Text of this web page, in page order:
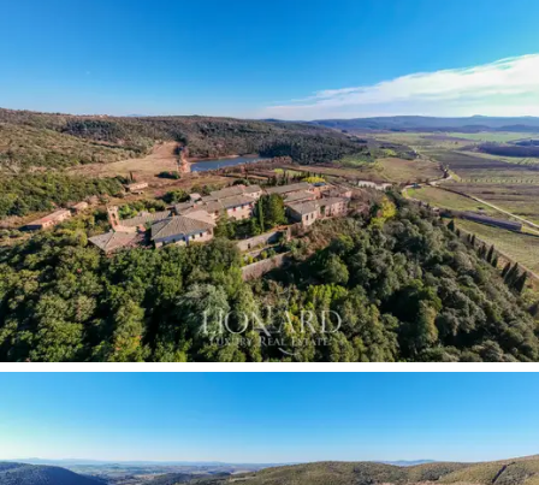
Suurien sisä- ja ulkotilojensa ansiosta tämä
upea
Rapolano Termessä myytävä kokonaisuuson
ihanteellinen sekä arvostetuksi yksityiskodiksi että
viehättäväksi yksityistilaisuuksien ja seremonioiden
pitopaikaksi.